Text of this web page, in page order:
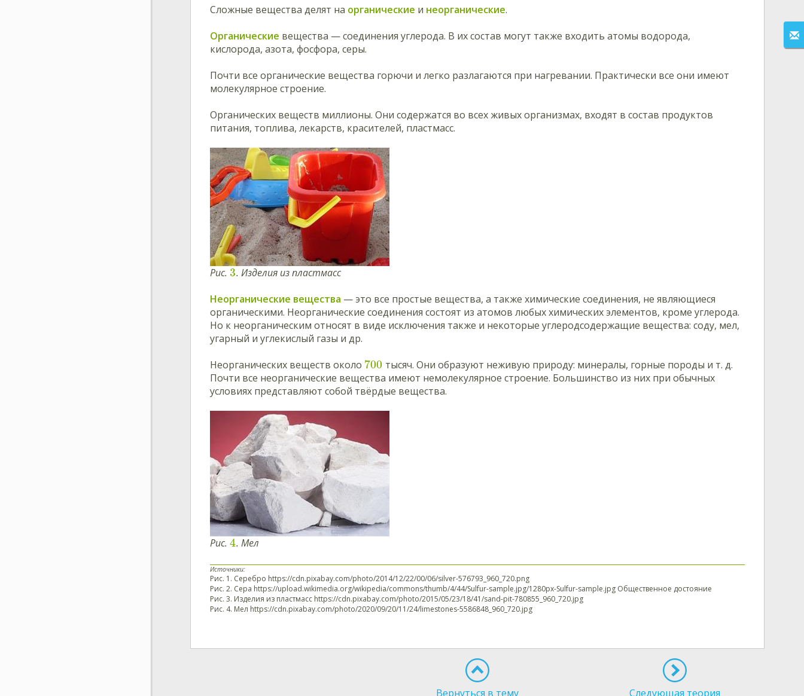
Сложные вещества делят на органические и неорганические.
Органические вещества — соединения углерода. В их состав могут также входить атомы водорода,
кислорода, азота, фосфора, серы.
Почти все органические вещества горючи и легко разлагаются при нагревании. Практически все они имеют
молекулярное строение.
Органических веществ миллионы. Они содержатся во всех живых организмах, входят в состав продуктов
питания, топлива, лекарств, красителей, пластмасс.
Рис. 3. Изделия из пластмасс
Неорганические вещества — это все простые вещества, а также химические соединения, не являющиеся
органическими. Неорганические соединения состоят из атомов любых химических элементов, кроме углерода.
Но к неорганическим относят в виде исключения также и некоторые углеродсодержащие вещества: соду, мел,
угарный и углекислый газы и др.
Неорганических веществ около 700 тысяч. Они образуют неживую природу: минералы, горные породы и т. д.
Почти все неорганические вещества имеют немолекулярное строение. Большинство из них при обычных
условиях представляют собой твёрдые вещества.
Рис. 4. Мел
Источники:
Рис. 1. Серебро https://cdn.pixabay.com/photo/2014/12/22/00/06/silver-576793_960_720.png
Рис. 2. Сера https://upload.wikimedia.org/wikipedia/commons/thumb/4/44/Sulfur-sample.jpg/1280px-Sulfur-sample.jpg Общественное достояние
Рис. 3. Изделия из пластмасс https://cdn.pixabay.com/photo/2015/05/23/18/41/sand-pit-780855_960_720.jpg
Рис. 4. Мел https://cdn.pixabay.com/photo/2020/09/20/11/24/limestones-5586848_960_720.jpg
Вернуться в тему Следующая теория